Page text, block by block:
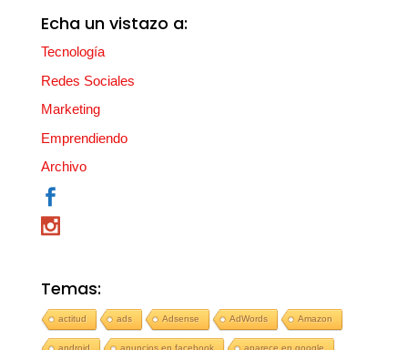
Echa un vistazo a:
Tecnología
Redes Sociales
Marketing
Emprendiendo
Archivo
Temas:
actitud ads Adsense AdWords Amazon
android anuncios en facebook aparece en google